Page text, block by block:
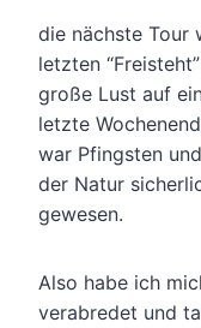
die nächste Tour
letzten
große Lust auf
letzte
war Pfingsten
der Natur
gewesen.
Also habe ich
verabredet und